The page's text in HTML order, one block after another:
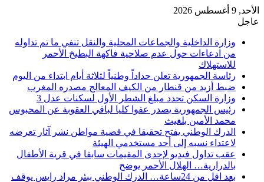
الأحد, 9 أغسطس 2026
عاجل
وزارة الداخلية والجماعات المحلية والنقل تنفي ما تم تداوله
من ادعاءات حول عدم صلاحية فاكهة البطيخ الأحمر
للاستهلاك
رئاسة الجمهورية تعلن حداداً وطنياً لثلاثة أيام ابتداء من اليوم
ضبط أزيد من قنطار من الكيف المعالج مصدره المغرب
وزارة السكن تحدد مبلغ الشطر الأول لسكنات عدل 3
رئيس الجمهورية يصدر عفوا كليا لباقي العقوبة عن المحبوس
محمد الأمين بلغيث
الدرك الوطني يفتح تحقيقا في قضية مواطن نشر آثار تعرضه
لاعتداء نسبه إلى أحد مستخدمي الهيئة
عقب تداول فيديو لإحدى المقيمات سابقا في قرية الأطفال
بالدرارية… الهلال الأحمر يوضح
بعد اقل من 24ساعة… الدرك الوطني ببئر مراد رايس يوقف